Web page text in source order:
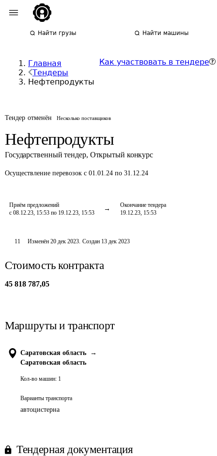
Найти грузы Найти машины
Главная
Тендеры
Нефтепродукты
Как участвовать в тендере
Тендер отменён Несколько поставщиков
Нефтепродукты
Государственный тендер, Открытый конкурс
Осуществление перевозок с 01.01.24 по 31.12.24
Приём предложений
с 08.12.23, 15:53 по 19.12.23, 15:53
Окончание тендера
19.12.23, 15:53
11 Изменён20 дек 2023. Создан 13 дек 2023
Стоимость контракта
45 818 787,05
Маршруты и транспорт
Саратовская область
→
Саратовская область
Кол-во машин: 1
Варианты транспорта
автоцистерна
Тендерная документация